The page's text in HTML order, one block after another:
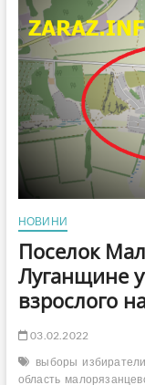
НОВИНИ
Поселок
Луганщине
взрослого
03.02.2022
выборы избиратели
область